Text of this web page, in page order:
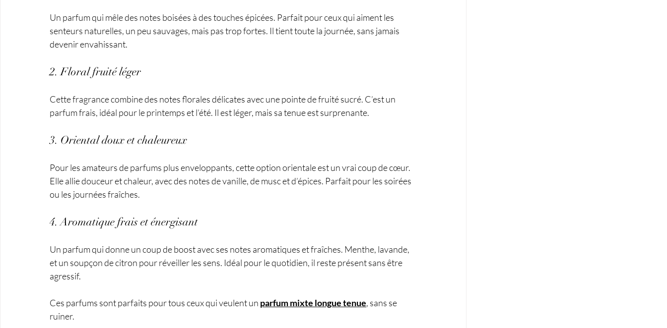
Un parfum qui mêle des notes boisées à des touches épicées. Parfait pour ceux qui aiment les
senteurs naturelles, un peu sauvages, mais pas trop fortes. Il tient toute la journée, sans jamais
devenir envahissant.
2. Floral fruité léger
Cette fragrance combine des notes florales délicates avec une pointe de fruité sucré. C’est un
parfum frais, idéal pour le printemps et l’été. Il est léger, mais sa tenue est surprenante.
3. Oriental doux et chaleureux
Pour les amateurs de parfums plus enveloppants, cette option orientale est un vrai coup de cœur.
Elle allie douceur et chaleur, avec des notes de vanille, de musc et d’épices. Parfait pour les soirées
ou les journées fraîches.
4. Aromatique frais et énergisant
Un parfum qui donne un coup de boost avec ses notes aromatiques et fraîches. Menthe, lavande,
et un soupçon de citron pour réveiller les sens. Idéal pour le quotidien, il reste présent sans être
agressif.
Ces parfums sont parfaits pour tous ceux qui veulent un parfum mixte longue tenue, sans se
ruiner.